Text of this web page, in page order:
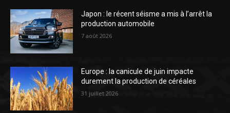
Japon : le récent séisme a mis à l’arrêt la
production automobile
7 août 2026
Europe : la canicule de juin impacte
durement la production de céréales
31 juillet 2026